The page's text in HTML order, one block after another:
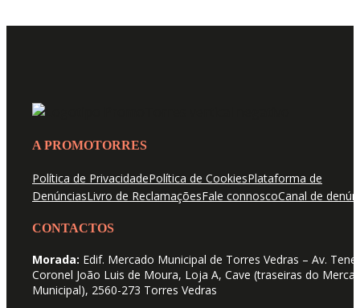
A PROMOTORRES
Política de PrivacidadePolítica de CookiesPlataforma de
DenúnciasLivro de ReclamaçõesFale connoscoCanal de
CONTACTOS
Morada: Edif. Mercado Municipal de Torres Vedras – Av.
Coronel João Luis de Moura, Loja A, Cave (traseiras do
Municipal), 2560-273 Torres Vedras